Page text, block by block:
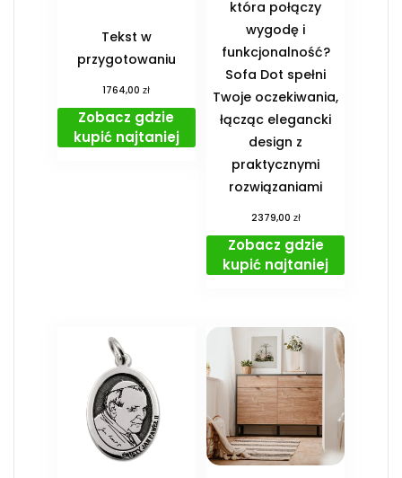
Tekst w
przygotowaniu
1764,00zł
Zobacz gdzie
kupić najtaniej
która połączy
wygodę i
funkcjonalność?
Sofa Dot spełni
Twoje oczekiwania,
łącząc elegancki
design z
praktycznymi
rozwiązaniami
2379,00 zł
Zobacz gdzie
kupić najtaniej